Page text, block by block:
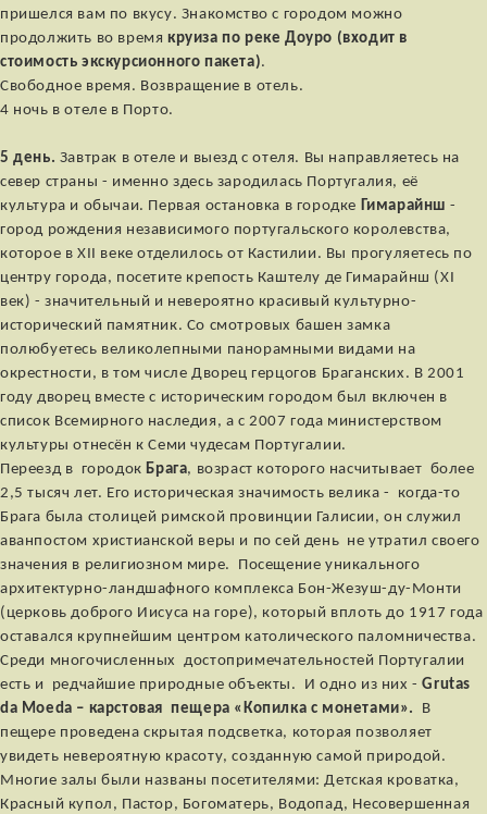
пришелся вам по вкусу. Знакомство с городом можно
продолжить во время круиза по реке Доуро (входит в
стоимость экскурсионного пакета).
Свободное время. Возвращение в отель.
4 ночь в отеле в Порто.
5 день. Завтрак в отеле и выезд с отеля. Вы направляетесь на
север страны - именно здесь зародилась Португалия, её
культура и обычаи. Первая остановка в городке Гимарайнш -
город рождения независимого португальского королевства,
которое в XII веке отделилось от Кастилии. Вы прогуляетесь по
центру города, посетите крепость Каштелу де Гимарайнш (XI
век) - значительный и невероятно красивый культурно-
исторический памятник. Со смотровых башен замка
полюбуетесь великолепными панорамными видами на
окрестности, в том числе Дворец герцогов Браганских. В 2001
году дворец вместе с историческим городом был включен в
список Всемирного наследия, а с 2007 года министерством
культуры отнесён к Семи чудесам Португалии.
Переезд в городок Брага, возраст которого насчитывает более
2,5 тысяч лет. Его историческая значимость велика - когда-то
Брага была столицей римской провинции Галисии, он служил
аванпостом христианской веры и по сей день не утратил своего
значения в религиозном мире. Посещение уникального
архитектурно-ландшафного комплекса Бон-Жезуш-ду-Монти
(церковь доброго Иисуса на горе), который вплоть до 1917 года
оставался крупнейшим центром католического паломничества.
Среди многочисленных достопримечательностей Португалии
есть и редчайшие природные объекты. И одно из них -Grutas
da Moeda – карстовая пещера «Копилка с монетами».
В
пещере проведена скрытая подсветка, которая позволяет
увидеть невероятную красоту, созданную самой природой.
Многие залы были названы посетителями: Детская кроватка,
Красный купол, Пастор, Богоматерь, Водопад, Несовершенная